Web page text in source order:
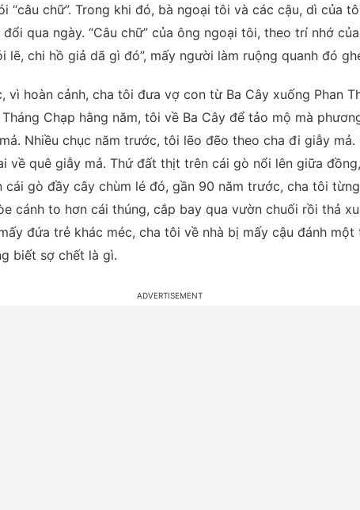
“câu chữ”. Trong khi đó, bà ngoại tôi và các cậu, dì của
qua ngày. “Câu chữ” của ông ngoại tôi, theo trí nhớ
lẽ, chi hồ giả dã gì đó”, mấy người làm ruộng quanh đó
vì hoàn cảnh, cha tôi đưa vợ con từ Ba Cây xuống Phan
Chạp hằng năm, tôi về Ba Cây để tảo mộ mà
Nhiều chục năm trước, tôi lẽo đẽo theo cha đi giẫy
về quê giẫy mả. Thứ đất thịt trên cái gò nổi lên giữa
cái gò đầy cây chùm lé đó, gần 90 năm trước, cha tôi
cánh to hơn cái thúng, cắp bay qua vườn chuối rồi thả
đứa trẻ khác méc, cha tôi về nhà bị mấy cậu đánh một
biết sợ chết là gì.